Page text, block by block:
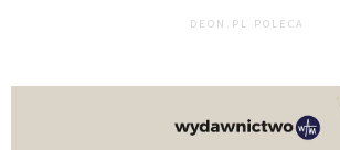
DEON.PL POLECA